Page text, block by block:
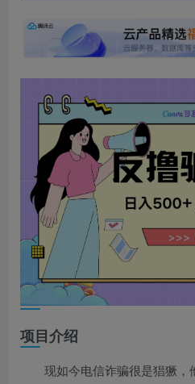
项目介绍
现如今电信诈骗很是猖獗